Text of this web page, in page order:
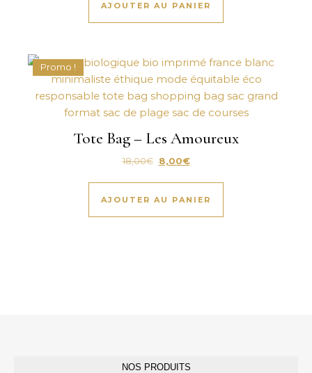
AJOUTER AU PANIER
Promo !
Tote Bag – Les Amoureux
18,00€ Le prix initial était : 18,00€.
8,00€Le prix actuel est : 8,00€.
AJOUTER AU PANIER
NOS PRODUITS